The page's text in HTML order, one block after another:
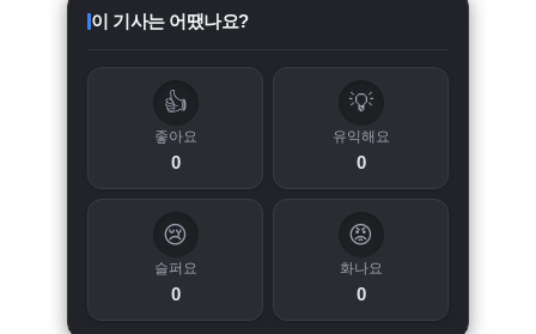
이 기사는 어땠나요?
👍
좋아요
0
💡
유익해요
0
😢
슬퍼요
0
😡
화나요
0